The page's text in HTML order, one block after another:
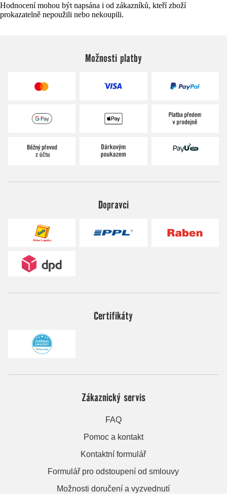
Hodnocení mohou být napsána i od zákazníků, kteří zboží
prokazatelně nepoužili nebo nekoupili.
Možnosti platby
Dopravci
Certifikáty
Zákaznický servis
FAQ
Pomoc a kontakt
Kontaktní formulář
Formulář pro odstoupení od smlouvy
Možnosti doručení a vyzvednutí